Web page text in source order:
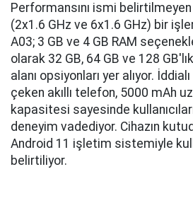
Performansını ismi
(2x1.6 GHz ve 6x1.6 GHz) bir
A03; 3 GB ve 4 GB RAM
olarak 32 GB, 64 GB ve 128
alanı opsiyonları yer alıyor.
çeken akıllı telefon, 5000 mAh
kapasitesi sayesinde
deneyim vadediyor. Cihazın
Android 11 işletim sistemiyle
belirtiliyor.